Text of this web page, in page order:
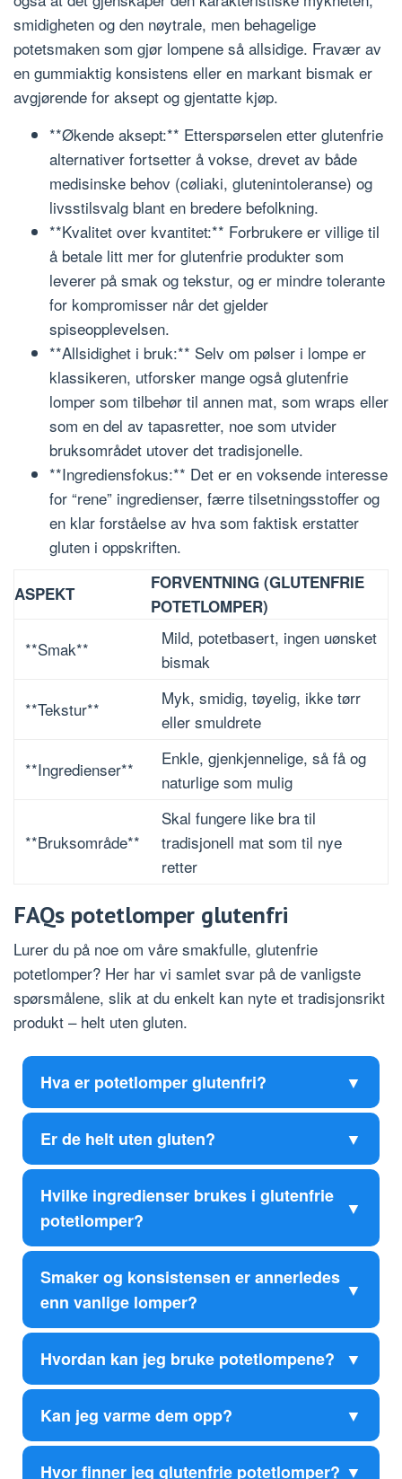
smidigheten og den nøytrale, men behagelige
potetsmaken som gjør lompene så allsidige. Fravær av
en gummiaktig konsistens eller en markant bismak er
avgjørende for aksept og gjentatte kjøp.
**Økende aksept:** Etterspørselen etter glutenfrie
alternativer fortsetter å vokse, drevet av både
medisinske behov (cøliaki, glutenintoleranse) og
livsstilsvalg blant en bredere befolkning.
**Kvalitet over kvantitet:** Forbrukere er villige til
å betale litt mer for glutenfrie produkter som
leverer på smak og tekstur, og er mindre tolerante
for kompromisser når det gjelder
spiseopplevelsen.
**Allsidighet i bruk:** Selv om pølser i lompe er
klassikeren, utforsker mange også glutenfrie
lomper som tilbehør til annen mat, som wraps eller
som en del av tapasretter, noe som utvider
bruksområdet utover det tradisjonelle.
**Ingrediensfokus:** Det er en voksende interesse
for “rene” ingredienser, færre tilsetningsstoffer og
en klar forståelse av hva som faktisk erstatter
gluten i oppskriften.
ASPEKT
FORVENTNING (GLUTENFRIE
POTETLOMPER)
**Smak**
Mild, potetbasert, ingen uønsket
bismak
**Tekstur**
Myk, smidig, tøyelig, ikke tørr
eller smuldrete
**Ingredienser**
Enkle, gjenkjennelige, så få og
naturlige som mulig
**Bruksområde**
Skal fungere like bra til
tradisjonell mat som til nye
retter
FAQs potetlomper glutenfri
Lurer du på noe om våre smakfulle, glutenfrie
potetlomper? Her har vi samlet svar på de vanligste
spørsmålene, slik at du enkelt kan nyte et tradisjonsrikt
produkt – helt uten gluten.
Hva er potetlomper glutenfri?
Er de helt uten gluten?
Hvilke ingredienser brukes i glutenfrie
potetlomper?
Smaker og konsistensen er annerledes
enn vanlige lomper?
Hvordan kan jeg bruke potetlompene?
Kan jeg varme dem opp?
Hvor finner jeg glutenfrie potetlomper?